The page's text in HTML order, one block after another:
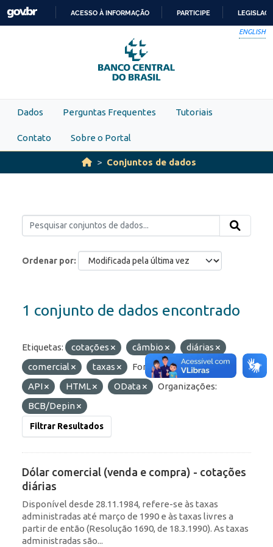
Skip to main content
PARA
O
CONTEÚDO
ACESSO À INFORMAÇÃO PARTICIPE
ENGLISH
Dados Perguntas Frequentes Tutoriais
Contato Sobre o Portal
Conjuntos de dados
Ordenar por
1 conjunto de dados encontrado
Etiquetas: cotações câmbio
diárias
comercial
taxas Formatos:
JSON
API
HTML OData
Organizações:
BCB/Depin
Filtrar Resultados
Dólar comercial (venda e compra) - cotações
diárias
Disponível desde 28.11.1984, refere-se às taxas
administradas até março de 1990 e às taxas livres a
partir de então (Resolução 1690, de 18.3.1990). As taxas
administradas são...